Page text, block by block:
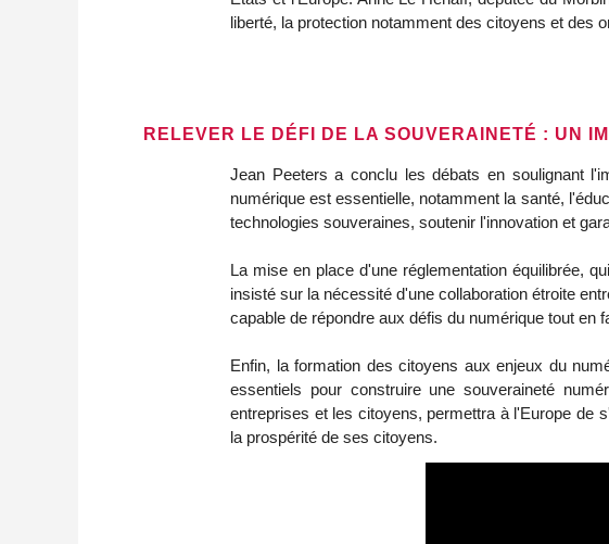
liberté, la protection notamment des citoyens et des
RELEVER LE DÉFI DE LA SOUVERAINETÉ : UN
Jean Peeters a conclu les débats en soulignant
numérique est essentielle, notamment la santé,
technologies souveraines, soutenir l'innovation et
La mise en place d'une réglementation équilibrée,
insisté sur la nécessité d'une collaboration étroite
capable de répondre aux défis du numérique tout en
Enfin, la formation des citoyens aux enjeux du
essentiels pour construire une souveraineté
entreprises et les citoyens, permettra à l'Europe de
la prospérité de ses citoyens.